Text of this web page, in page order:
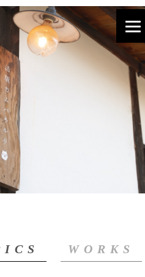
WORKS